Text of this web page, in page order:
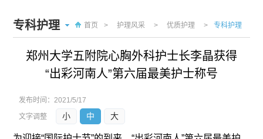
专科护理 首页 > 护理风采 > 优质护理 > 专科护理
郑州大学五附院心胸外科护士长李晶获得
“出彩河南人”第六届最美护士称号
发布时间：2021/5/17
文字调整
小 中 大